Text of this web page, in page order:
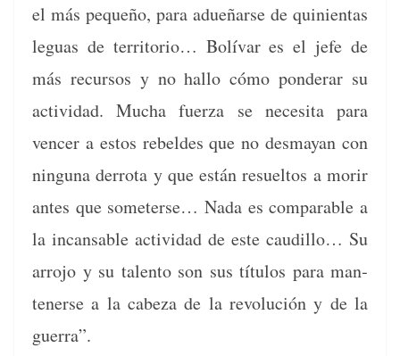
el más pequeño, para adueñarse de quinien­tas
leguas de ter­ri­to­rio… Bolí­var es el jefe de
más recur­sos y no hal­lo cómo pon­der­ar su
activi­dad. Mucha fuerza se nece­si­ta para
vencer a estos rebeldes que no des­mayan con
ningu­na der­ro­ta y que están resuel­tos a morir
antes que some­terse… Nada es com­pa­ra­ble a
la incans­able activi­dad de este caudil­lo… Su
arro­jo y su tal­en­to son sus títu­los para man­
ten­erse a la cabeza de la rev­olu­ción y de la
guerra”.